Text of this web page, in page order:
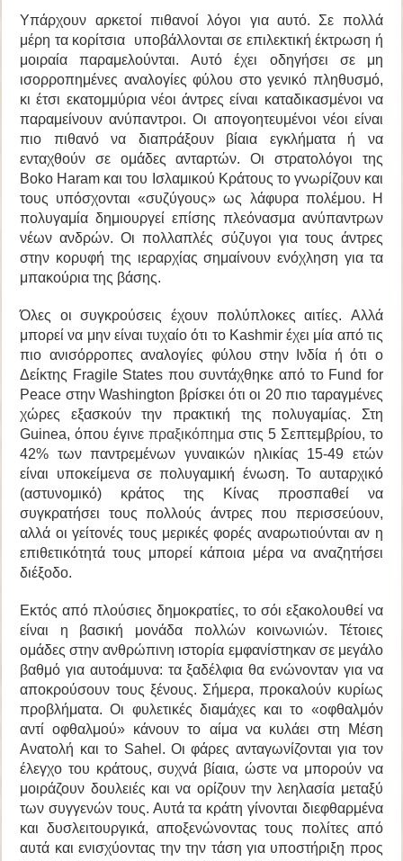
Υπάρχουν αρκετοί πιθανοί λόγοι για αυτό. Σε πολλά
μέρη τα κορίτσια
υποβάλλονται σε επιλεκτική έκτρωση ή
μοιραία παραμελούνται. Αυτό έχει οδηγήσει σε μη
ισορροπημένες αναλογίες φύλου στο γενικό πληθυσμό,
κι έτσι εκατομμύρια νέοι άντρες είναι καταδικασμένοι να
παραμείνουν ανύπαντροι. Οι απογοητευμένοι νέοι είναι
πιο πιθανό να διαπράξουν βίαια εγκλήματα ή να
ενταχθούν σε ομάδες ανταρτών. Οι στρατολόγοι της
Boko Haram και του Ισλαμικού Κράτους το γνωρίζουν και
τους υπόσχονται «συζύγους» ως λάφυρα πολέμου. Η
πολυγαμία δημιουργεί επίσης πλεόνασμα ανύπαντρων
νέων ανδρών. Οι πολλαπλές σύζυγοι για τους άντρες
στην κορυφή της ιεραρχίας σημαίνουν ενόχληση για τα
μπακούρια της βάσης.
Όλες οι συγκρούσεις έχουν πολύπλοκες αιτίες. Αλλά
μπορεί να μην είναι τυχαίο ότι το Kashmir έχει μία από τις
πιο ανισόρροπες αναλογίες φύλου στην Ινδία ή ότι ο
Δείκτης Fragile States που συντάχθηκε από το Fund for
Peace στην Washington βρίσκει ότι οι 20 πιο ταραγμένες
χώρες εξασκούν την πρακτική της πολυγαμίας. Στη
Guinea, όπου έγινεπραξικόπημα στις 5 Σεπτεμβρίου, το
42% των παντρεμένων γυναικών ηλικίας 15-49 ετών
είναι υποκείμενα σε πολυγαμική ένωση. Το αυταρχικό
(αστυνομικό) κράτος της Κίνας προσπαθεί να
συγκρατήσει τους πολλούς άντρες που περισσεύουν,
αλλά οι γείτονές τους μερικές φορές αναρωτιούνται αν η
επιθετικότητά τους μπορεί κάποια μέρα να αναζητήσει
διέξοδο.
Εκτός από πλούσιες δημοκρατίες, το σόι εξακολουθεί να
είναι η βασική μονάδα πολλών κοινωνιών. Τέτοιες
ομάδες στην ανθρώπινη ιστορία εμφανίστηκαν σε μεγάλο
βαθμό για αυτοάμυνα: τα ξαδέλφια θα ενώνονταν για να
αποκρούσουν τους ξένους. Σήμερα, προκαλούν κυρίως
προβλήματα. Οι φυλετικές διαμάχες και το «οφθαλμόν
αντί οφθαλμού» κάνουν το αίμα να κυλάει στη Μέση
Ανατολή και το Sahel . Οι φάρες ανταγωνίζονται για τον
έλεγχο του κράτους, συχνά βίαια, ώστε να μπορούν να
μοιράζουν δουλειές και να ορίζουν την λεηλασία μεταξύ
των συγγενών τους. Αυτά τα κράτη γίνονται διεφθαρμένα
και δυσλειτουργικά, αποξενώνοντας τους πολίτες από
αυτά και ενισχύοντας την την τάση για υποστήριξη προς